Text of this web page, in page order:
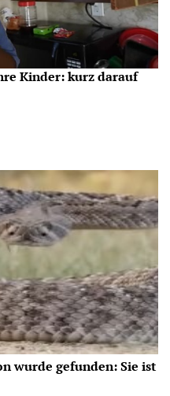
Kinder: kurz darauf
wurde gefunden: Sie ist